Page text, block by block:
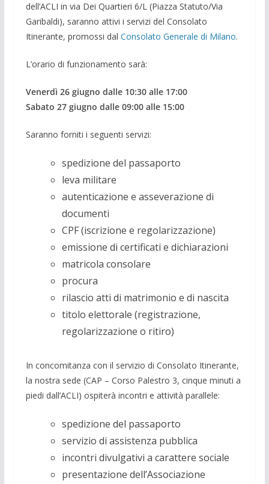
dell’ACLI in via Dei Quartieri 6/L (Piazza Statuto/Via
Garibaldi), saranno attivi i servizi del Consolato
Itinerante, promossi dal Consolato Generale di Milano.
L’orario di funzionamento sarà:
Venerdì 26 giugno dalle 10:30 alle 17:00
Sabato 27 giugno dalle 09:00 alle 15:00
Saranno forniti i seguenti servizi:
spedizione del passaporto
leva militare
autenticazione e asseverazione di
documenti
CPF (iscrizione e regolarizzazione)
emissione di certificati e dichiarazioni
matricola consolare
procura
rilascio atti di matrimonio e di nascita
titolo elettorale (registrazione,
regolarizzazione o ritiro)
In concomitanza con il servizio di Consolato Itinerante,
la nostra sede (CAP – Corso Palestro 3, cinque minuti a
piedi dall’ACLI) ospiterà incontri e attività parallele:
spedizione del passaporto
servizio di assistenza pubblica
incontri divulgativi a carattere sociale
presentazione dell’Associazione